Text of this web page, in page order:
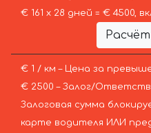
€ 161 х 28 дней = € 4500,
€ 1 / км – Цена за
€ 2500 – Залог/
Залоговая сумма
карте водителя ИЛИ